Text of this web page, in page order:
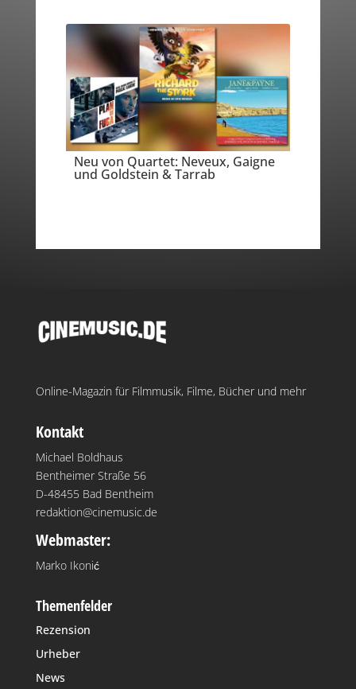
Neu von Quartet: Neveux, Gaigne
und Goldstein & Tarrab
Online-Magazin für Filmmusik, Filme, Bücher und mehr
Kontakt
Michael Boldhaus
Bentheimer Straße 56
D-48455 Bad Bentheim
redaktion@cinemusic.de
Webmaster:
Marko Ikonić
Themenfelder
Rezension
Urheber
News